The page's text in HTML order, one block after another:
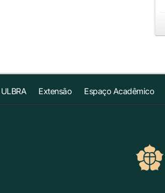
Extensão Espaço Acadêmico